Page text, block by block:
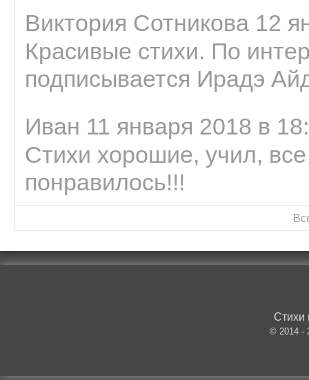
Виктория Сотникова 12
Красивые стихи. По
подписывается Ирадэ
Иван 11 января 2018 в
Стихи хорошие, учил,
понравилось!!!
Стихи
© 2014 -